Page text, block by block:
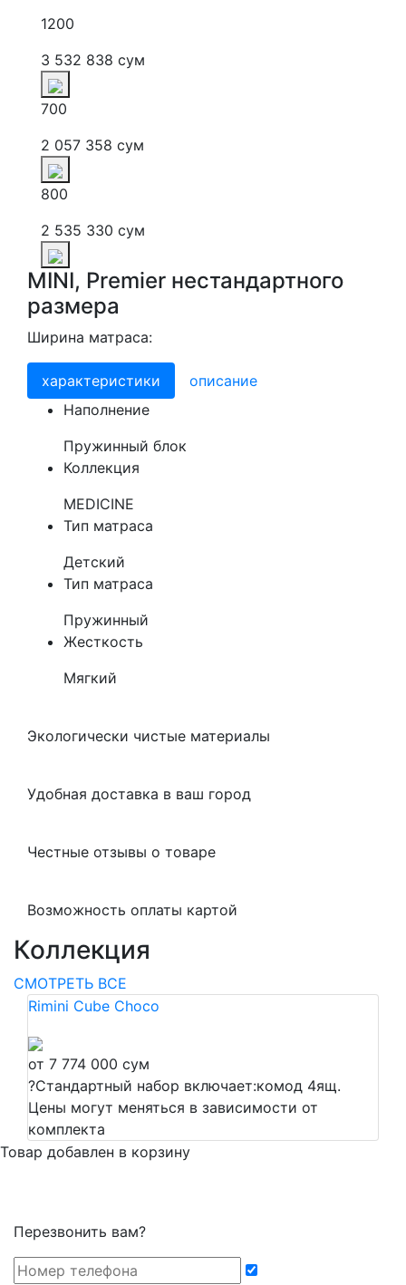
1200
3 532 838 сум
700
2 057 358 сум
800
2 535 330 сум
MINI, Premier нестандартного
размера
Ширина матраса:
характеристики
описание
Наполнение
Пружинный блок
Коллекция
MEDICINE
Тип матраса
Детский
Тип матраса
Пружинный
Жесткость
Мягкий
Экологически чистые материалы
Удобная доставка в ваш город
Честные отзывы о товаре
Возможность оплаты картой
Коллекция
СМОТРЕТЬ ВСЕ
Rimini Cube Choco
от 7 774 000 сум
?Стандартный набор включает:комод 4ящ.
Цены могут меняться в зависимости от
комплекта
Товар добавлен в корзину
Перезвонить вам?